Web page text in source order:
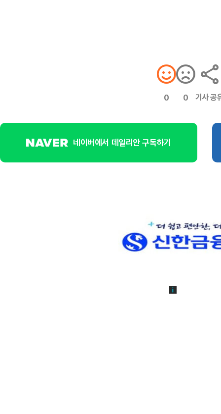
0 0 기사 공
네이버에서 데일리안 구독하기